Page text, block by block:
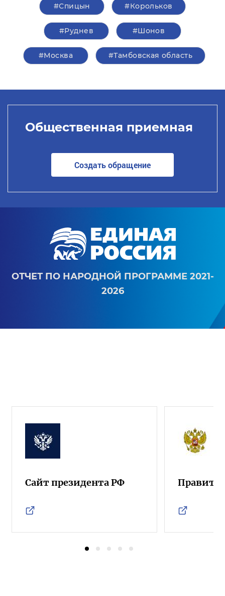
#Спицын #Корольков
#Руднев #Шонов
#Москва #Тамбовская область
Общественная приемная
Создать обращение
ОТЧЕТ ПО НАРОДНОЙ ПРОГРАММЕ 2021-
2026
Сайт президента РФ